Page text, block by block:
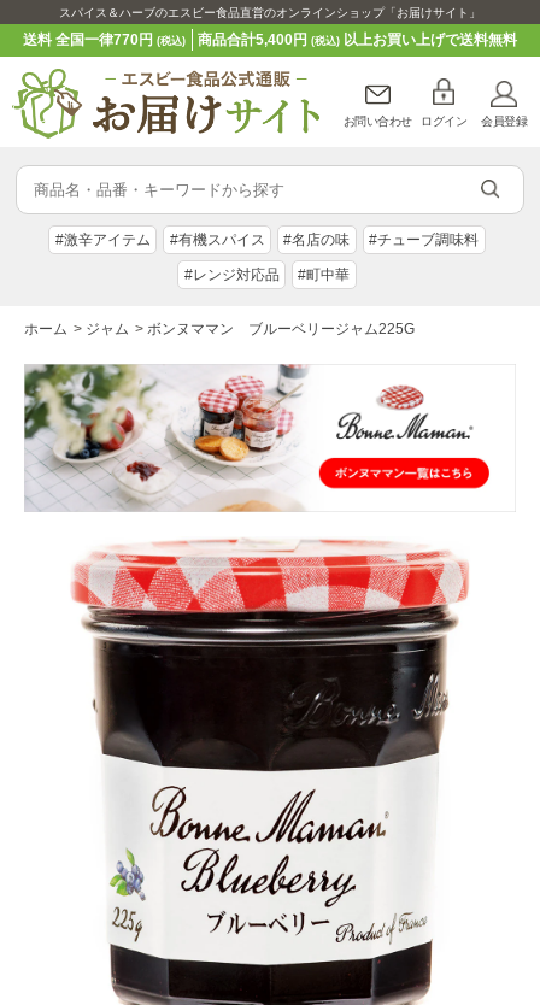
スパイス＆ハーブのエスビー食品直営のオンラインショップ「お届けサイト」
送料 全国一律770円(税込) 商品合計5,400円 (税込)以上お買い上げで送料無料
お問い合わせ ログイン 会員登録
#激辛アイテム #有機スパイス #名店の味 #チューブ調味料
#レンジ対応品 #町中華
ホーム > ジャム > ボンヌママン ブルーベリージャム225G